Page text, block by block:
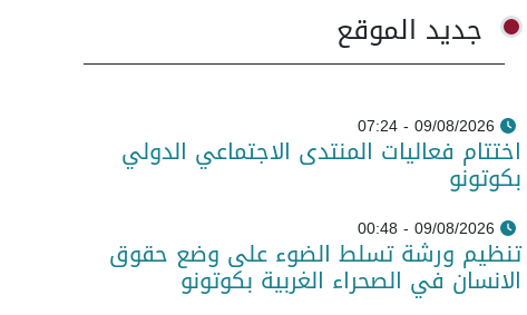
جديد الموقع
09/08/2026 - 07:24
اختتام فعاليات المنتدى الاجتماعي الدولي
بكوتونو
09/08/2026 - 00:48
تنظيم ورشة تسلط الضوء على وضع حقوق
الانسان في الصحراء الغربية بكوتونو